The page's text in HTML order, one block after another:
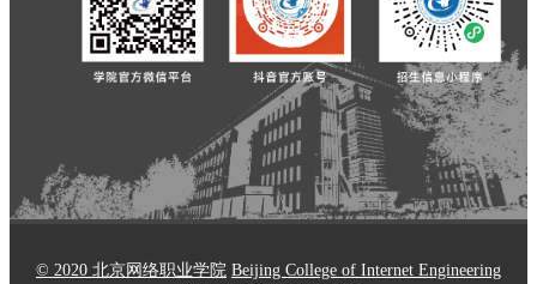
© 2020 北京网络职业学院 Beijing College of Internet Engineering